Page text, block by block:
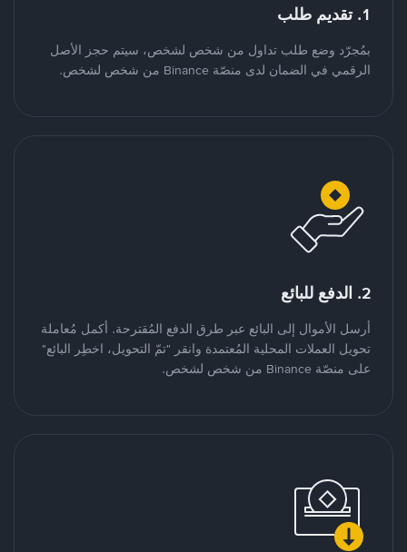
1. تقديم طلب
بمُجرّد وضع طلب تداول من شخص لشخص، سيتم حجز الأصل
الرقمي في الضمان لدى منصّة Binance من شخص لشخص.
2. الدفع للبائع
أرسل الأموال إلى البائع عبر طرق الدفع المُقترحة. أكمل مُعاملة
تحويل العملات المحلية المُعتمدة وانقر "تمّ التحويل، اخطِر البائع"
على منصّة Binance من شخص لشخص.